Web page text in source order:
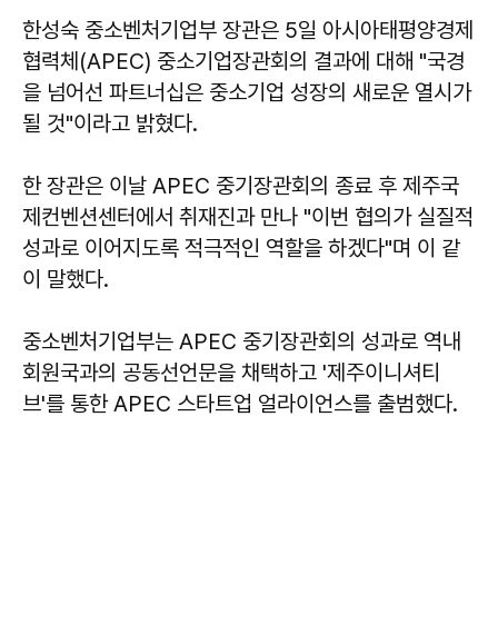
한성숙 중소벤처기업부 장관은 5일 아시아태평양경제
협력체(APEC) 중소기업장관회의 결과에 대해 "국경
을 넘어선 파트너십은 중소기업 성장의 새로운 열시가
될 것"이라고 밝혔다.
한 장관은 이날 APEC 중기장관회의 종료 후 제주국
제컨벤션센터에서 취재진과 만나 "이번 협의가 실질적
성과로 이어지도록 적극적인 역할을 하겠다"며 이 같
이 말했다.
중소벤처기업부는 APEC 중기장관회의 성과로 역내
회원국과의 공동선언문을 채택하고 '제주이니셔티
브'를 통한 APEC 스타트업 얼라이언스를 출범했다.